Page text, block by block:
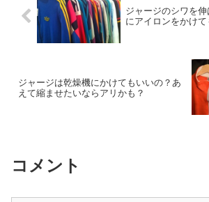
ジャージのシワを
にアイロンをかけて
ジャージは乾燥機にかけてもいいの？あ
えて縮ませたいならアリかも？
コメント